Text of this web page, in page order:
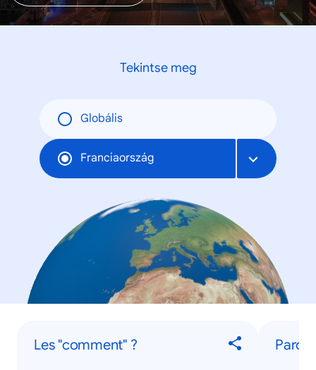
Tekintse meg
Globális
Franciaország
Les "comment" ?